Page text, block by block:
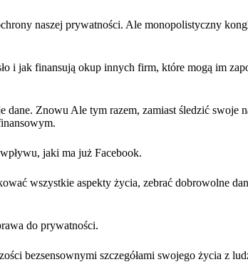
naszej prywatności. Ale monopolistyczny
i jak finansują okup innych firm, które mogą im
Znowu Ale tym razem, zamiast śledzić swoje
jaki ma już Facebook.
wszystkie aspekty życia, zebrać dobrowolne
do prywatności.
bezsensownymi szczegółami swojego życia z